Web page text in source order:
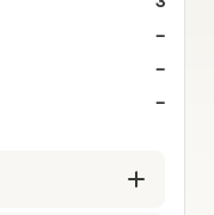
–
–
–